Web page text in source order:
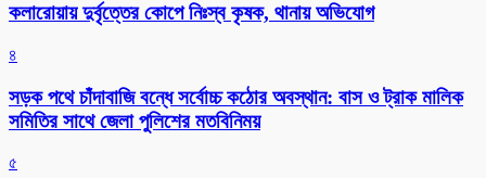
কলারোয়ায় দুর্বৃত্তের কোপে নিঃস্ব কৃষক, থানায় অভিযোগ
৪
সড়ক পথে চাঁদাবাজি বন্ধে সর্বোচ্চ কঠোর অবস্থান: বাস ও ট্রাক মালিক
সমিতির সাথে জেলা পুলিশের মতবিনিময়
৫